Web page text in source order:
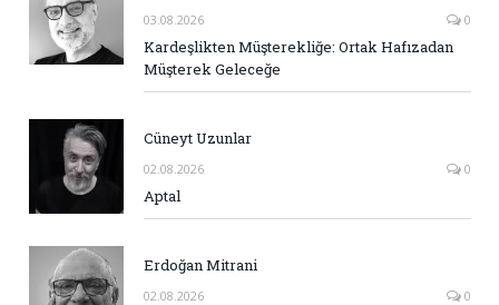
03.08.2026 0
Kardeşlikten Müşterekliğe: Ortak Hafızadan
Müşterek Geleceğe
Cüneyt Uzunlar
02.08.2026 0
Aptal
Erdoğan Mitrani
02.08.2026 0